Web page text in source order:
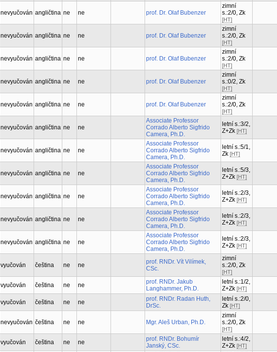
nevyučován angličtina ne ne prof. Dr. Olaf Bubenzer
zimní
s.:2/0, Zk
[HT]
nevyučován angličtina ne ne prof. Dr. Olaf Bubenzer
zimní
s.:2/0, Zk
[HT]
nevyučován angličtina ne ne prof. Dr. Olaf Bubenzer
zimní
s.:2/0, Zk
[HT]
nevyučován angličtina ne ne prof. Dr. Olaf Bubenzer
zimní
s.:0/2, Zk
[HT]
nevyučován angličtina ne ne prof. Dr. Olaf Bubenzer
zimní
s.:2/0, Zk
[HT]
nevyučován angličtina ne ne
Associate Professor
Corrado Alberto Sigfrido
Camera, Ph.D.
letní s.:3/2,
Z+Zk [HT]
nevyučován angličtina ne ne
Associate Professor
Corrado Alberto Sigfrido
Camera, Ph.D.
letní s.:5/1,
Zk [HT]
nevyučován angličtina ne ne
Associate Professor
Corrado Alberto Sigfrido
Camera, Ph.D.
letní s.:5/3,
Z+Zk [HT]
nevyučován angličtina ne ne
Associate Professor
Corrado Alberto Sigfrido
Camera, Ph.D.
letní s.:2/3,
Z+Zk [HT]
nevyučován angličtina ne ne
Associate Professor
Corrado Alberto Sigfrido
Camera, Ph.D.
letní s.:2/3,
Z+Zk [HT]
nevyučován angličtina ne ne
Associate Professor
Corrado Alberto Sigfrido
Camera, Ph.D.
letní s.:2/3,
Z+Zk [HT]
vyučován čeština ne ne
prof. RNDr. Vít Vilímek,
CSc.
zimní
s.:2/0, Zk
[HT]
vyučován čeština ne ne
prof. RNDr. Jakub
Langhammer, Ph.D.
letní s.:1/2,
Z+Zk [HT]
vyučován čeština ne ne
prof. RNDr. Radan Huth,
DrSc.
letní s.:2/0,
Zk [HT]
nevyučován čeština ne ne Mgr. Aleš Urban, Ph.D.
zimní
s.:2/0, Zk
[HT]
vyučován čeština ne ne
prof. RNDr. Bohumír
Janský, CSc.
letní s.:4/2,
Z+Zk [HT]